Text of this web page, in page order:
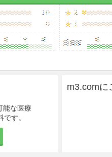
で注意すること。
る患者〔本剤の代謝・排泄
おそれがあるので、このよう
能な医療
す。
m3.comに